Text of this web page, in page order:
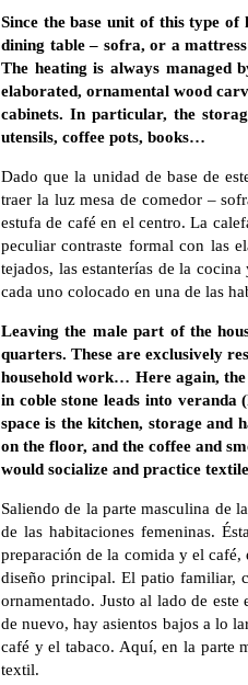
Since the base unit of this type
dining table – sofra, or a
The heating is always managed
elaborated, ornamental wood
cabinets. In particular, the
utensils, coffee pots, books…
Dado que la unidad de base de
traer la luz mesa de comedor –
estufa de café en el centro. La
peculiar contraste formal con las
tejados, las estanterías de la
cada uno colocado en una de las
Leaving the male part of the
quarters. These are exclusively
household work… Here again,
in coble stone leads into
space is the kitchen, storage and
on the floor, and the coffee and
would socialize and practice
Saliendo de la parte masculina de
de las habitaciones femeninas.
preparación de la comida y el
diseño principal. El patio familiar,
ornamentado. Justo al lado de
de nuevo, hay asientos bajos a lo
café y el tabaco. Aquí, en la parte
textil.